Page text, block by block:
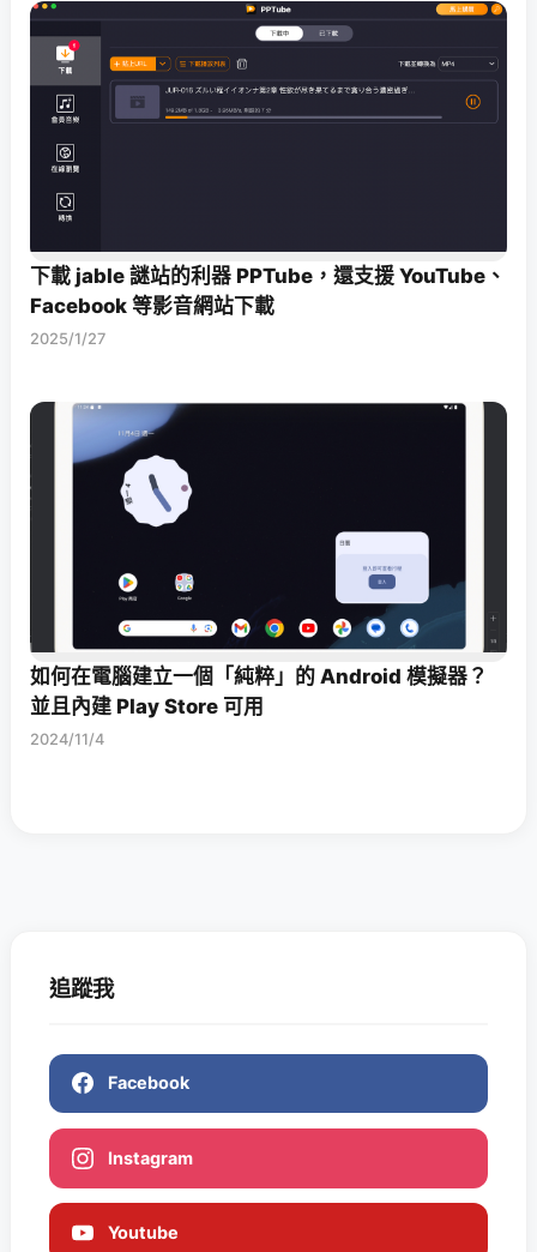
下載 jable 謎站的利器 PPTube，還支援 YouTube、
Facebook 等影音網站下載
2025/1/27
如何在電腦建立一個「純粹」的 Android 模擬器？
並且內建 Play Store 可用
2024/11/4
追蹤我
Facebook
Instagram
Youtube